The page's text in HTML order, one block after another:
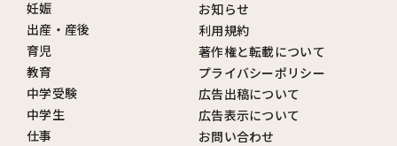
妊娠
出産・産後
育児
教育
中学受験
中学生
仕事
お知らせ
利用規約
著作権と転載について
プライバシーポリシー
広告出稿について
広告表示について
お問い合わせ